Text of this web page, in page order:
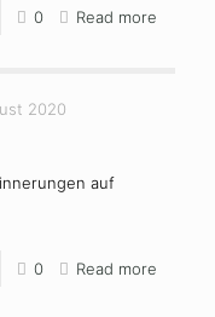
0 Read more
2020
auf
0 Read more